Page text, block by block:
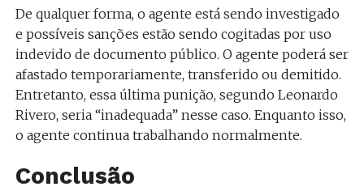
De qualquer forma, o agente está sendo investigado
e possíveis sanções estão sendo cogitadas por uso
indevido de documento público. O agente poderá ser
afastado temporariamente, transferido ou demitido.
Entretanto, essa última punição, segundo Leonardo
Rivero, seria “inadequada” nesse caso. Enquanto isso,
o agente continua trabalhando normalmente.
Conclusão